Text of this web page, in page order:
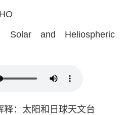
and Heliospheric
释：太阳和日球天文台